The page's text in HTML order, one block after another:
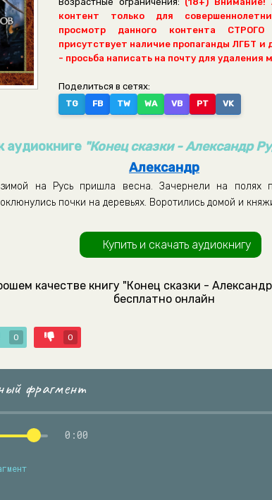
контент только для
просмотр данного контента
присутствует наличие пропаганды ЛГБТ и
- просьба написать на почту для удаления
Поделиться в сетях:
TG FB TW WA VB PT VK
аудиокниге "Конец сказки - Александр
Александр
на Русь пришла весна. Зачернели на полях
почки на деревьях. Воротились домой и
Купить и скачать аудиокнигу
качестве книгу "Конец сказки -
бесплатно онлайн
0 0
фрагмент
0:00